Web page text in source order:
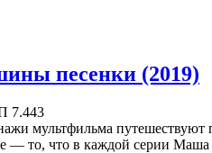
песенки (2019)
7.443
мультфильма путешествуют
— то, что в каждой серии Маша